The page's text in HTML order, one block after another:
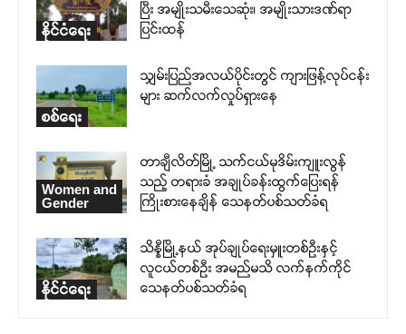
နိုင်ငံရေး
ပြီး အမျိုးသမီးသေဆုံး၊ အမျိုးသားဒဏ်ရာ
ပြင်းထန်
စစ်ရေး
သျှမ်းပြည်အလယ်ပိုင်းတွင် ကျားဖြန့်လုပ်ငန်း
များ ဆက်လက်လှုပ်ရှားနေ
Women and
Gender
တာချီလိတ်မြို့ သက်ငယ်မုဒိမ်းကျူးလွန်
သည့် တရားခံ အချုပ်ခန်းထွက်ပြေးရန်
ကြိုးစားနေချိန် သေနတ်ပစ်သတ်ခံရ
နိုင်ငံရေး
သိန္နီမြို့နယ် အုပ်ချုပ်ရေးမှူးတစ်ဦးနှင့်
လူငယ်တစ်ဦး အမည်မသိ လက်နက်ကိုင်
သေနတ်ပစ်သတ်ခံရ